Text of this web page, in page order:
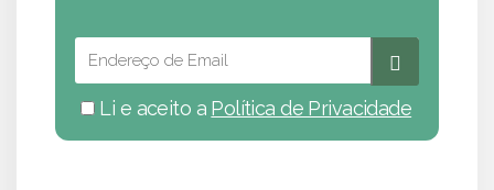
Li e aceito a Política de Privacidade